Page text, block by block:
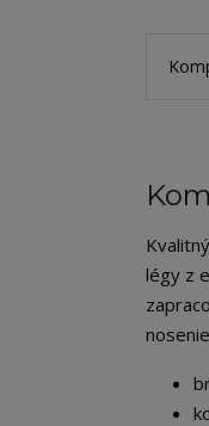
légy z